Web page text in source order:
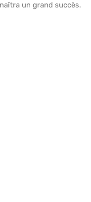
un grand succès.